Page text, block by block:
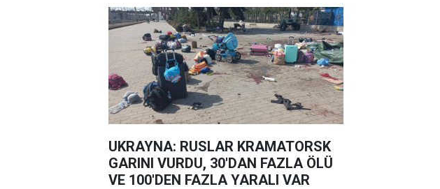
UKRAYNA: RUSLAR KRAMATORSK
GARINI VURDU, 30'DAN FAZLA ÖLÜ
VE 100'DEN FAZLA YARALI VAR